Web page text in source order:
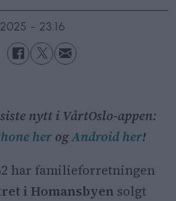
- 23:16
nytt i VårtOslo-appen:
herogAndroid her!
har familieforretningen
i Homansbyen solgt